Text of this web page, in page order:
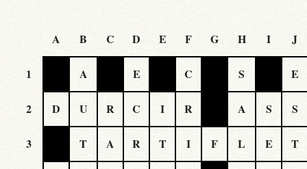
A B C D E F G H I J
1 A E C S E
2 D U R C I R A S S
3 T A R T I F L E T